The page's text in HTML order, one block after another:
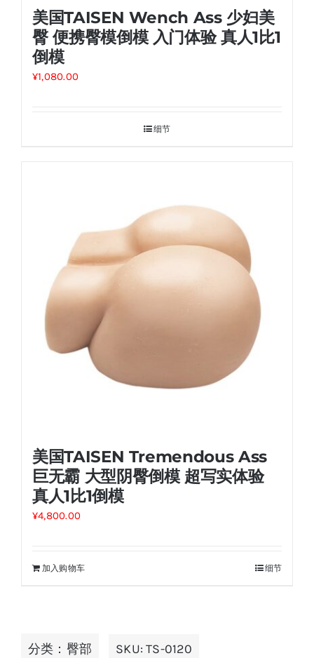
美国TAISEN Wench Ass 少妇美
臀 便携臀模倒模 入门体验 真人1比1
倒模
¥1,080.00
细节
美国TAISEN Tremendous Ass
巨无霸 大型阴臀倒模 超写实体验
真人1比1倒模
¥4,800.00
加入购物车 细节
分类： 臀部 SKU:TS-0120